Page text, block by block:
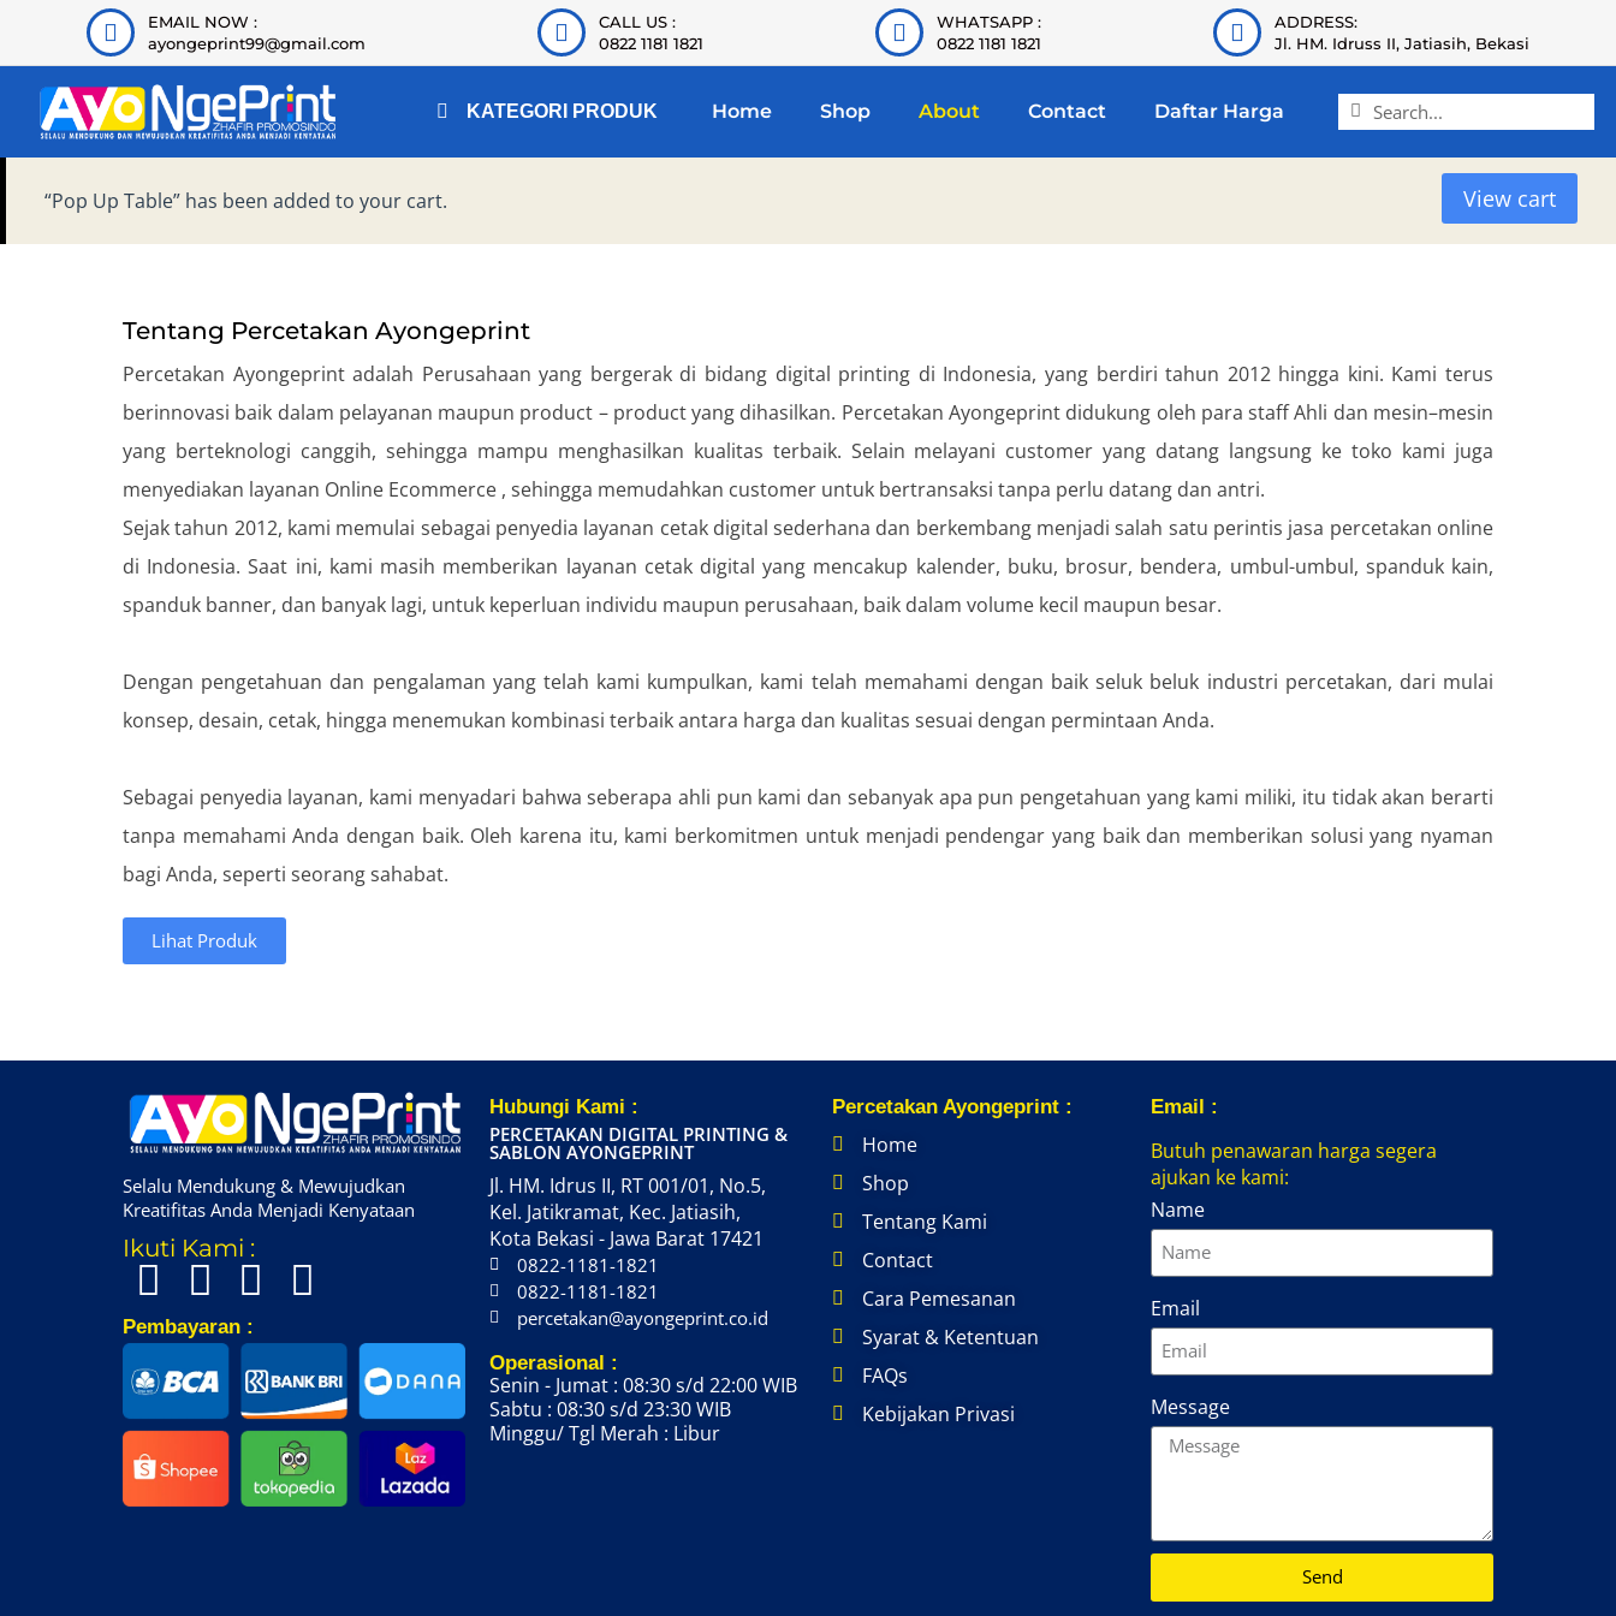
EMAIL NOW :
ayongeprint99@gmail.com
CALL US :
0822 1181 1821
WHATSAPP :
0822 1181 1821
ADDRESS:
Jl. HM. Idruss II, Jatiasih, Bekasi
KATEGORI PRODUK Home Shop About Contact Daftar Harga
“Pop Up Table” has been added to your cart. View cart
Tentang Percetakan Ayongeprint
Percetakan Ayongeprint adalah Perusahaan yang bergerak di bidang digital printing di Indonesia, yang berdiri tahun 2012 hingga kini. Kami terus
berinnovasi baik dalam pelayanan maupun product – product yang dihasilkan. Percetakan Ayongeprint didukung oleh para staff Ahli dan mesin–mesin
yang berteknologi canggih, sehingga mampu menghasilkan kualitas terbaik. Selain melayani customer yang datang langsung ke toko kami juga
menyediakan layanan Online Ecommerce , sehingga memudahkan customer untuk bertransaksi tanpa perlu datang dan antri.
Sejak tahun 2012, kami memulai sebagai penyedia layanan cetak digital sederhana dan berkembang menjadi salah satu perintis jasa percetakan online
di Indonesia. Saat ini, kami masih memberikan layanan cetak digital yang mencakup kalender, buku, brosur, bendera, umbul-umbul, spanduk kain,
spanduk banner, dan banyak lagi, untuk keperluan individu maupun perusahaan, baik dalam volume kecil maupun besar.
Dengan pengetahuan dan pengalaman yang telah kami kumpulkan, kami telah memahami dengan baik seluk beluk industri percetakan, dari mulai
konsep, desain, cetak, hingga menemukan kombinasi terbaik antara harga dan kualitas sesuai dengan permintaan Anda.
Sebagai penyedia layanan, kami menyadari bahwa seberapa ahli pun kami dan sebanyak apa pun pengetahuan yang kami miliki, itu tidak akan berarti
tanpa memahami Anda dengan baik. Oleh karena itu, kami berkomitmen untuk menjadi pendengar yang baik dan memberikan solusi yang nyaman
bagi Anda, seperti seorang sahabat.
Lihat Produk
Selalu Mendukung & Mewujudkan
Kreatifitas Anda Menjadi Kenyataan
Ikuti Kami :
Pembayaran :
Hubungi Kami :
PERCETAKAN DIGITAL PRINTING &
SABLON AYONGEPRINT
Jl. HM. Idrus II, RT 001/01, No.5,
Kel. Jatikramat, Kec. Jatiasih,
Kota Bekasi - Jawa Barat 17421
0822-1181-1821
0822-1181-1821
percetakan@ayongeprint.co.id
Operasional :
Senin - Jumat : 08:30 s/d 22:00 WIB
Sabtu : 08:30 s/d 23:30 WIB
Minggu/ Tgl Merah : Libur
Percetakan Ayongeprint :
Home
Shop
Tentang Kami
Contact
Cara Pemesanan
Syarat & Ketentuan
FAQs
Kebijakan Privasi
Email :
Butuh penawaran harga segera
ajukan ke kami:
Name
Email
Message
Send